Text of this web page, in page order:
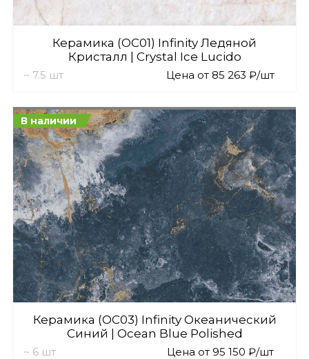
Керамика (OC01) Infinity Ледяной
Кристалл | Crystal Ice Lucido
~ 7.5 шт Цена от 85 263 ₽/шт
В наличии
Керамика (OC03) Infinity Океанический
Синий | Ocean Blue Polished
~ 6 шт Цена от 95 150 ₽/шт